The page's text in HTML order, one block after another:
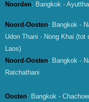
Noorden: Bangkok -
Noord-Oosten: Bangkok -
Udon Thani - Nong Khai (tot
Laos)
Noord-Oosten: Bangkok -
Ratchathani
Oosten: Bangkok -